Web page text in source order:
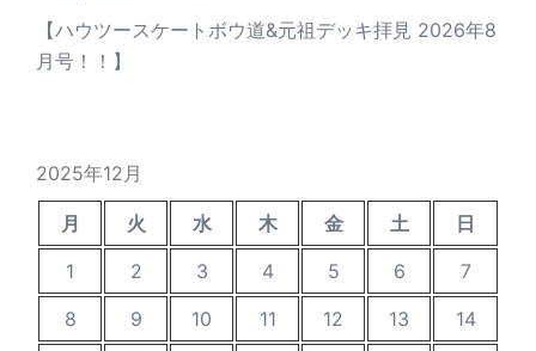
【ハウツースケートボウ道&元祖デッキ拝見 2026年8
月号！！】
2025年12月
月 火 水 木 金 土
日
1
2 3 4 5 6
7
8
9 10 11 12 13
14